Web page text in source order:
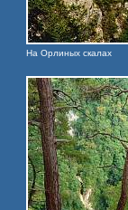
На Орлиных скалах